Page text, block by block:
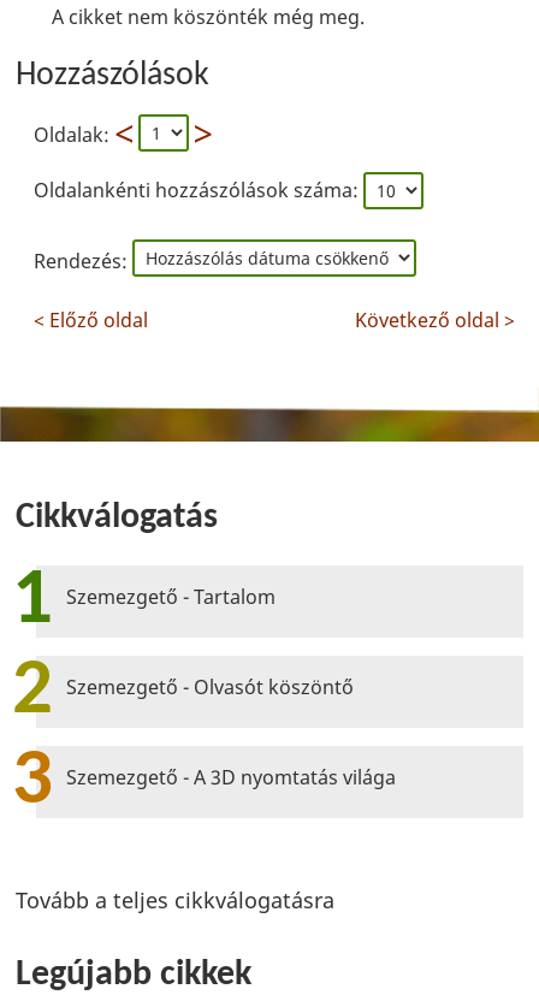
A cikket nem köszönték még meg.
Hozzászólások
Oldalak:
Oldalankénti hozzászólások száma:
Rendezés:
< Előző oldal Következő oldal >
Cikkválogatás
1 Szemezgető - Tartalom
2 Szemezgető - Olvasót köszöntő
3 Szemezgető - A 3D nyomtatás világa
Tovább a teljes cikkválogatásra
Legújabb cikkek